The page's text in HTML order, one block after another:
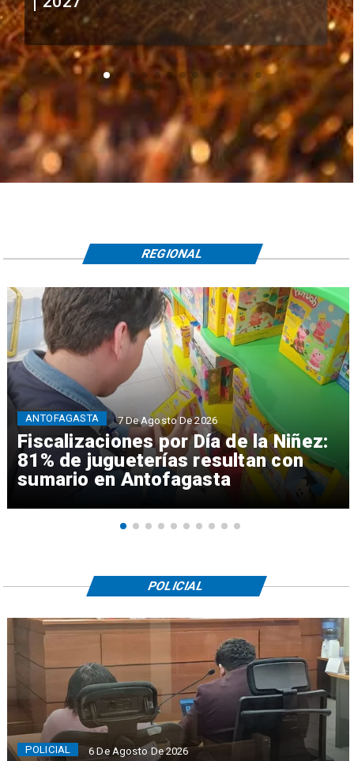
Fiscalizaciones por Día de la Niñez:
81% de jugueterías resultan con
sumario en Antofagasta
ANTOFAGASTA 7 De Agosto De 2026
REGIONAL
POLICIAL 6 De Agosto De 2026
POLICIAL